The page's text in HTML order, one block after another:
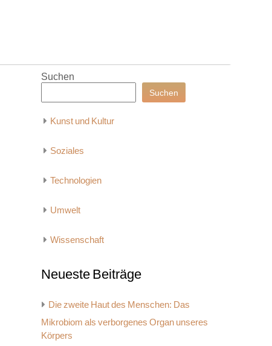
Suchen
Suchen
Kunst und Kultur
Soziales
Technologien
Umwelt
Wissenschaft
Neueste Beiträge
Die zweite Haut des Menschen: Das
Mikrobiom als verborgenes Organ unseres
Körpers